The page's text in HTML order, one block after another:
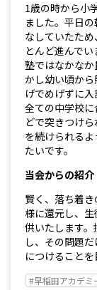
1歳の時から小
ました。平日
なしていたた
とんど進んで
塾ではなかな
かし幼い頃か
げでめげずに
全ての中学校
どで突きつけ
を続けられる
たいです。
当会からの紹介
賢く、落ち着
様に還元し、
供いたします
し、その問題
につけることを
#早稲田アカデミ